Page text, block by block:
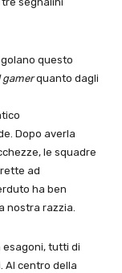
questo
gamerquanto dagli
Dopo averla
le squadre
ad
ha ben
nostra razzia.
esagoni, tutti di
Al centro della